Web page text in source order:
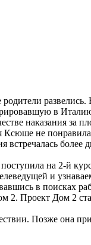
в
наказания за
не
более
на 2-й
и
в поисках
2. Проект Дом 2
Позже она